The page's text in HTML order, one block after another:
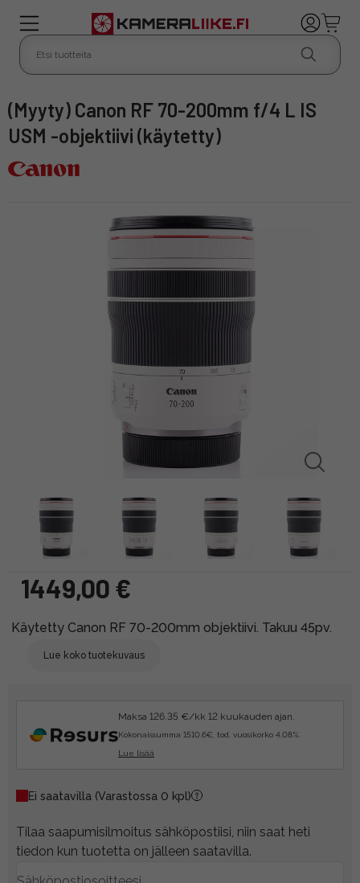
(Myyty) Canon RF 70-200mm f/4 L IS
USM -objektiivi (käytetty)
1449,00 €
Käytetty Canon RF 70-200mm objektiivi. Takuu 45pv.
Lue koko tuotekuvaus
Maksa 126.35 €/kk 12 kuukauden ajan.
Kokonaissumma 1510.6€, tod. vuosikorko 4.08%.
Lue lisää
Ei saatavilla (Varastossa 0 kpl)
Tilaa saapumisilmoitus sähköpostiisi, niin saat heti
tiedon kun tuotetta on jälleen saatavilla.